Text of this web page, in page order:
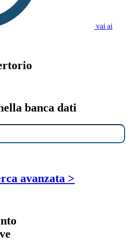
vai ai
banca dati
avanzata >